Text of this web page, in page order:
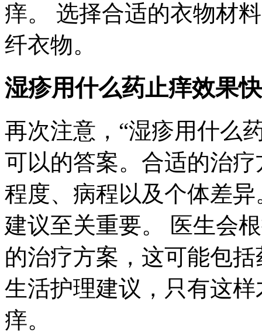
痒。 选择合适的衣物材
纤衣物。
湿疹用什么药止痒效果
再次注意，“湿疹用什么
可以的答案。合适的治
程度、病程以及个体差
建议至关重要。 医生会
的治疗方案，这可能包
生活护理建议，只有这
痒。